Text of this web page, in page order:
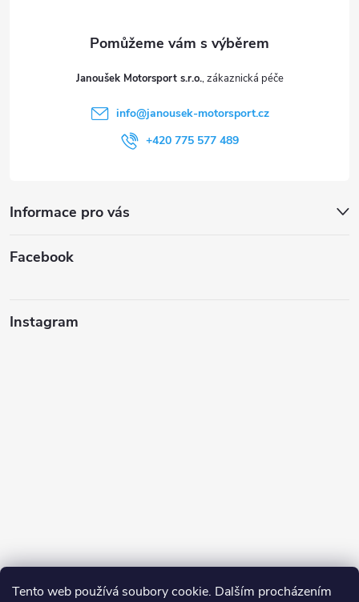
Tento web používá soubory cookie. Dalším procházením
Janoušek Motorsport s.r.o.
info@janousek-motorsport.cz
+420 775 577 489
Informace pro vás
Facebook
Instagram